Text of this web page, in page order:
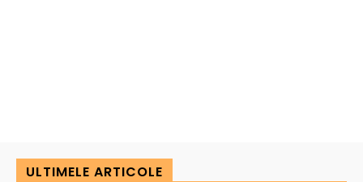
ULTIMELE ARTICOLE